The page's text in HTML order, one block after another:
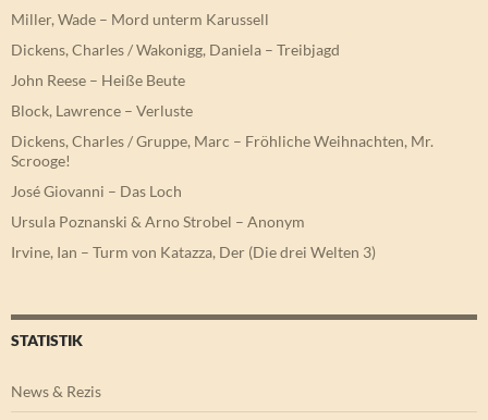
Miller, Wade – Mord unterm Karussell
Dickens, Charles / Wakonigg, Daniela – Treibjagd
John Reese – Heiße Beute
Block, Lawrence – Verluste
Dickens, Charles / Gruppe, Marc – Fröhliche Weihnachten, Mr.
Scrooge!
José Giovanni – Das Loch
Ursula Poznanski & Arno Strobel – Anonym
Irvine, Ian – Turm von Katazza, Der (Die drei Welten 3)
STATISTIK
News & Rezis